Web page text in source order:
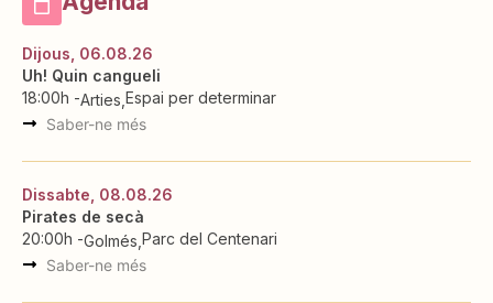
Dijous, 06.08.26
Uh! Quin cangueli
18:00h -Arties Espai per determinar
Saber-ne més
Dissabte, 08.08.26
Pirates de secà
20:00h -Golmés Parc del Centenari
Saber-ne més